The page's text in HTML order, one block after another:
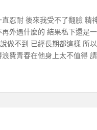
忍耐 後來我受不了翻臉 精
外遇什麼的 結果私下還是
做不到 已經長期都這樣 所
費青春在他身上太不值得